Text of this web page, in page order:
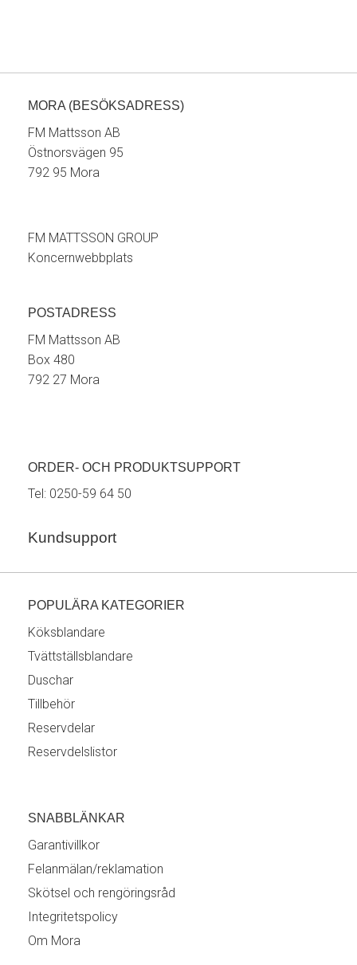
MORA (BESÖKSADRESS)
FM Mattsson AB
Östnorsvägen 95
792 95 Mora
FM MATTSSON GROUP
Koncernwebbplats
POSTADRESS
FM Mattsson AB
Box 480
792 27 Mora
ORDER- OCH PRODUKTSUPPORT
Tel: 0250-59 64 50
Kundsupport
POPULÄRA KATEGORIER
Köksblandare
Tvättställsblandare
Duschar
Tillbehör
Reservdelar
Reservdelslistor
SNABBLÄNKAR
Garantivillkor
Felanmälan/reklamation
Skötsel och rengöringsråd
Integritetspolicy
Om Mora